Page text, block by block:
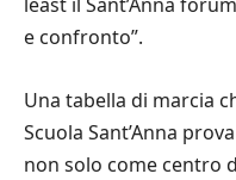
e confronto”.
Una tabella di marcia
Scuola Sant’Anna
non solo come centro